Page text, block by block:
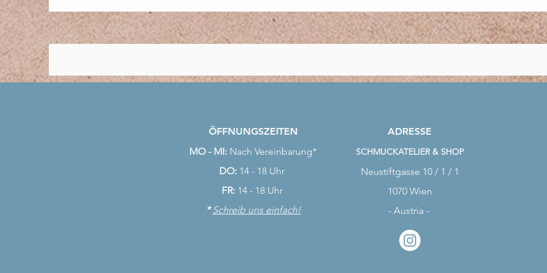
ÖFFNUNGSZEITEN
MO - MI: Nach Vereinbarung*
DO: 14 - 18 Uhr
FR: 14 - 18 Uhr
*Schreib uns einfach!
ADRESSE
SCHMUCKATELIER & SHOP
Neustiftgasse 10 / 1 / 1
1070 Wien
- Austria -